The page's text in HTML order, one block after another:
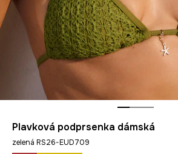
Plavková podprsenka dámská
zelená RS26-EUD709